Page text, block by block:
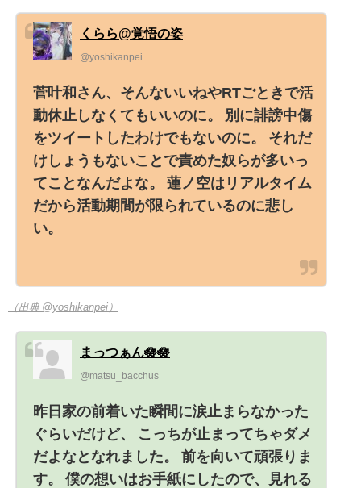
くらら@覚悟の姿
@yoshikanpei
菅叶和さん、そんないいねやRTごときで活
動休止しなくてもいいのに。 別に誹謗中傷
をツイートしたわけでもないのに。 それだ
けしょうもないことで責めた奴らが多いっ
てことなんだよな。 蓮ノ空はリアルタイム
だから活動期間が限られているのに悲し
い。
（出典 @yoshikanpei）
まっつぁん🪷🪷
@matsu_bacchus
昨日家の前着いた瞬間に涙止まらなかった
ぐらいだけど、 こっちが止まってちゃダメ
だよなとなれました。 前を向いて頑張りま
す。 僕の想いはお手紙にしたので、見れる